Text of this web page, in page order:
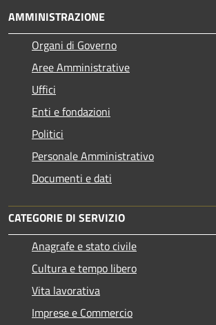
AMMINISTRAZIONE
Organi di Governo
Aree Amministrative
Uffici
Enti e fondazioni
Politici
Personale Amministrativo
Documenti e dati
CATEGORIE DI SERVIZIO
Anagrafe e stato civile
Cultura e tempo libero
Vita lavorativa
Imprese e Commercio